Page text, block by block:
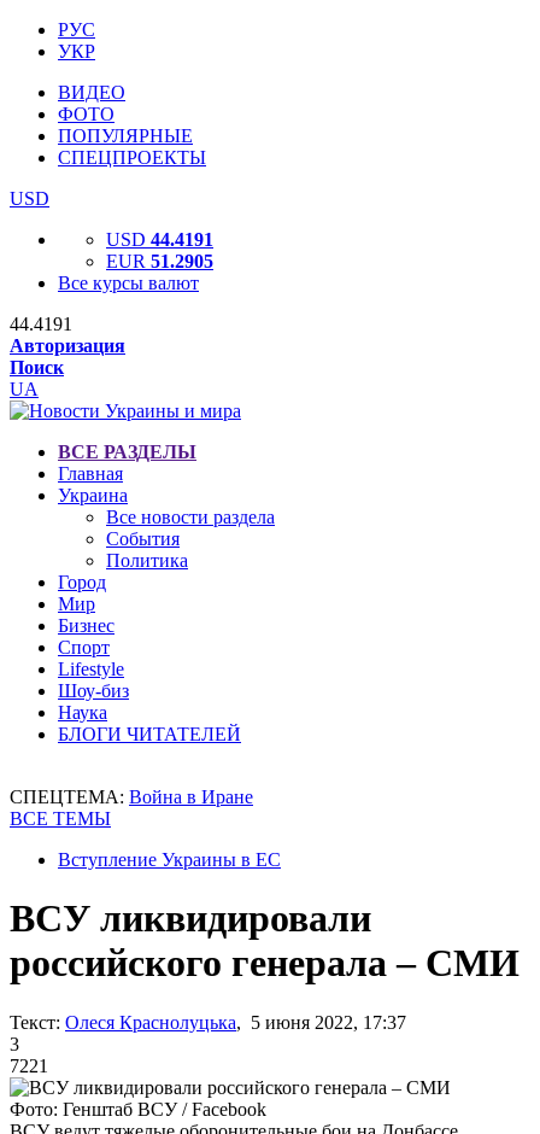
РУС
УКР
ВИДЕО
ФОТО
ПОПУЛЯРНЫЕ
СПЕЦПРОЕКТЫ
USD
USD 44.4191
EUR 51.2905
Все курсы валют
44.4191
Авторизация
Поиск
UA
ВСЕ РАЗДЕЛЫ
Главная
Украина
Все новости раздела
События
Политика
Город
Мир
Бизнес
Спорт
Lifestyle
Шоу-биз
Наука
БЛОГИ ЧИТАТЕЛЕЙ
СПЕЦТЕМА: Война в Иране
ВСЕ ТЕМЫ
Вступление Украины в ЕС
ВСУ ликвидировали
российского генерала – СМИ
Текст: Олеся Краснолуцька, 5 июня 2022, 17:37
3
7221
Фото: Генштаб ВСУ / Facebook